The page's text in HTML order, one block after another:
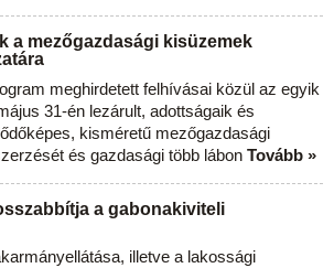
a mezőgazdasági kisüzemek
meghirdetett felhívásai közül az egyik
31-én lezárult, adottságaik és
kisméretű mezőgazdasági
és gazdasági több lábon Tovább »
a gabonakiviteli
illetve a lakossági